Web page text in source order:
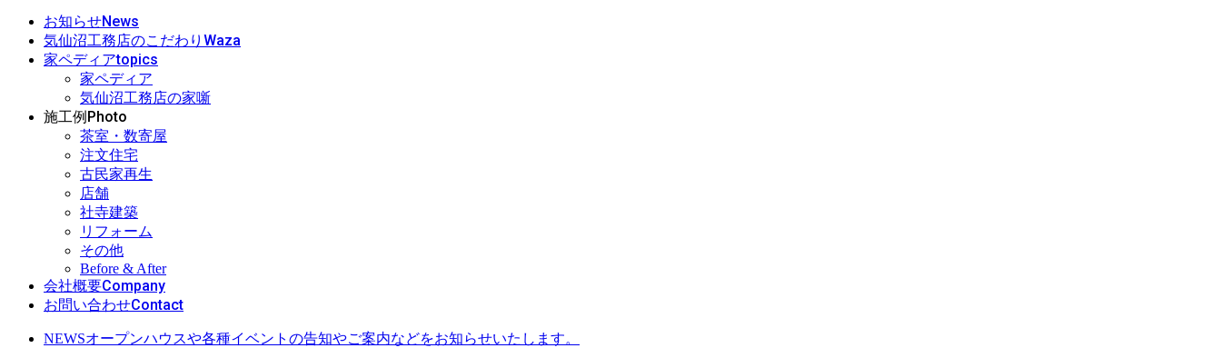
お知らせNews
気仙沼工務店のこだわり Waza
家ペディアtopics
家ペディア
気仙沼工務店の家噺
施工例 Photo
茶室・数寄屋
注文住宅
古民家再生
店舗
社寺建築
リフォーム
その他
Before & After
会社概要Company
お問い合わせContact
NEWSオープンハウスや各種イベントの告知やご案内などをお知らせいたします。